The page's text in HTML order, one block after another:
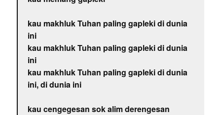
kau makhluk Tuhan paling gapleki di dunia
ini
kau makhluk Tuhan paling gapleki di dunia
ini
kau makhluk Tuhan paling gapleki di dunia
ini, di dunia ini
kau cengegesan sok alim derengesan